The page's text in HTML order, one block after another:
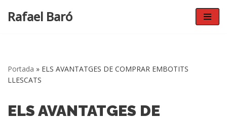
Rafael Baró
Portada » ELS AVANTATGES DE COMPRAR EMBOTITS
LLESCATS
ELS AVANTATGES DE